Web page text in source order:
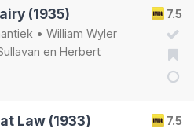
7.5
(1935)
• William Wyler
en Herbert
7.5
Law (1933)